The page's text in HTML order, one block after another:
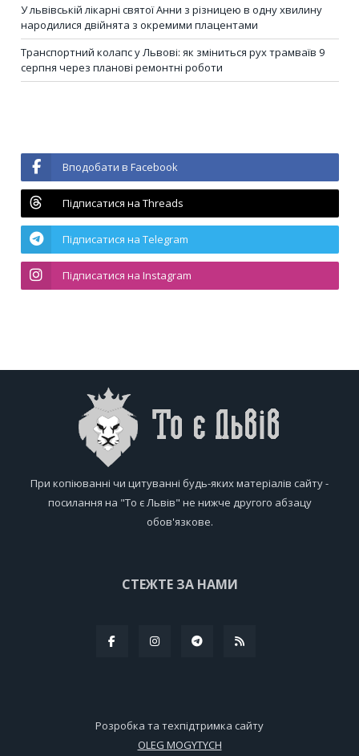
У львівській лікарні святої Анни з різницею в одну хвилину
народилися двійнята з окремими плацентами
Транспортний колапс у Львові: як зміниться рух трамваїв 9
серпня через планові ремонтні роботи
Вподобати в Facebook
Підписатися на Threads
Підписатися на Telegram
Підписатися на Instagram
При копіюванні чи цитуванні будь-яких матеріалів сайту -
посилання на "То є Львів" не нижче другого абзацу
обов'язкове.
СТЕЖТЕ ЗА НАМИ
Розробка та техпідтримка сайту
OLEG MOGYTYCH